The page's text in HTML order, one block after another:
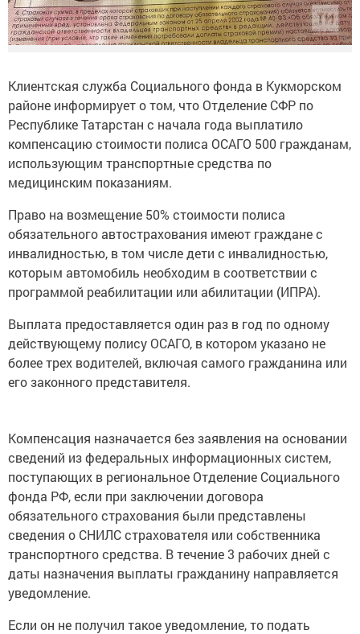
Клиентская служба Социального фонда в Кукморском
районе информирует о том, что Отделение СФР по
Республике Татарстан с начала года выплатило
компенсацию стоимости полиса ОСАГО 500 гражданам,
использующим транспортные средства по
медицинским показаниям.
Право на возмещение 50% стоимости полиса
обязательного автострахования имеют граждане с
инвалидностью, в том числе дети с инвалидностью,
которым автомобиль необходим в соответствии с
программой реабилитации или абилитации (ИПРА).
Выплата предоставляется один раз в год по одному
действующему полису ОСАГО, в котором указано не
более трех водителей, включая самого гражданина или
его законного представителя.
Компенсация назначается без заявления на основании
сведений из федеральных информационных систем,
поступающих в региональное Отделение Социального
фонда РФ, если при заключении договора
обязательного страхования были представлены
сведения о СНИЛС страхователя или собственника
транспортного средства. В течение 3 рабочих дней с
даты назначения выплаты гражданину направляется
уведомление.
Если он не получил такое уведомление, то подать